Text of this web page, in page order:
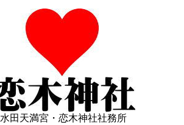
水田天満宮・恋木神社社務所